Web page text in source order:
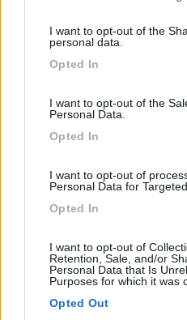
not limited to your visit or
grant or deny consent to
use your data for below
I want to opt-out of the
personal data.
Opted In
I want to opt-out of the
Personal Data.
Opted In
I want to opt-out of
Personal Data for
Opted In
I want to opt-out of
Retention, Sale, and/or
Personal Data that Is
Purposes for which it was
Opted Out
____________________________________
Tommaso IZ4DJI
ecostar
Inserito il17/03/2018 alle:
Mauro , hai fatto bene a
parecchio , comunque non sei
sconsiderato ne tacciato ma